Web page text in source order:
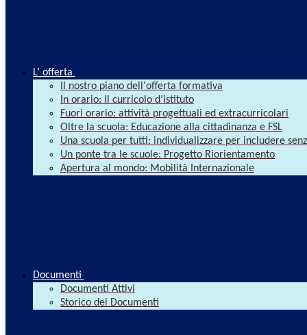
L’ offerta
Il nostro piano dell'offerta formativa
In orario: Il curricolo d’istituto
Fuori orario: attività progettuali ed extracurricolari
Oltre la scuola: Educazione alla cittadinanza e FSL
Una scuola per tutti: individualizzare per includere
Un ponte tra le scuole: Progetto Riorientamento
Apertura al mondo: Mobilità Internazionale
Documenti
Documenti Attivi
Storico dei Documenti